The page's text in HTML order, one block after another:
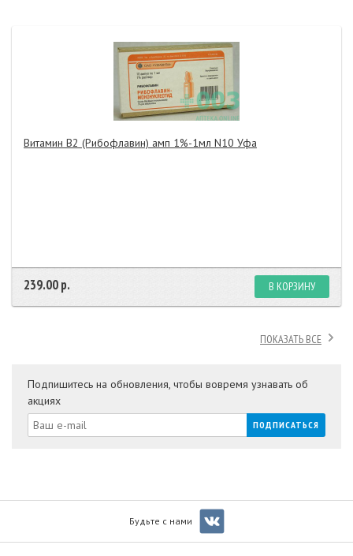
Витамин В2 (Рибофлавин) амп 1%-1мл N10 Уфа
239.00 р. В КОРЗИНУ
ПОКАЗАТЬ ВСЕ
Подпишитесь на обновления, чтобы вовремя узнавать об
акциях
Будьте с нами